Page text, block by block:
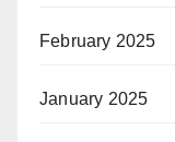
February 2025
January 2025